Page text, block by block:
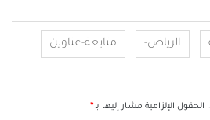
الرياض- متابعة-عناوين
الحقول الإلزامية مشار إليها بـ *